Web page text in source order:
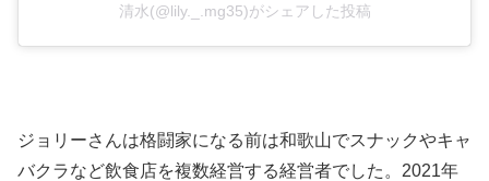
清水(@lily._.mg35)がシェアした投稿
ジョリーさんは格闘家になる前は和歌山でスナックやキャ
バクラなど飲食店を複数経営する経営者でした。2021年